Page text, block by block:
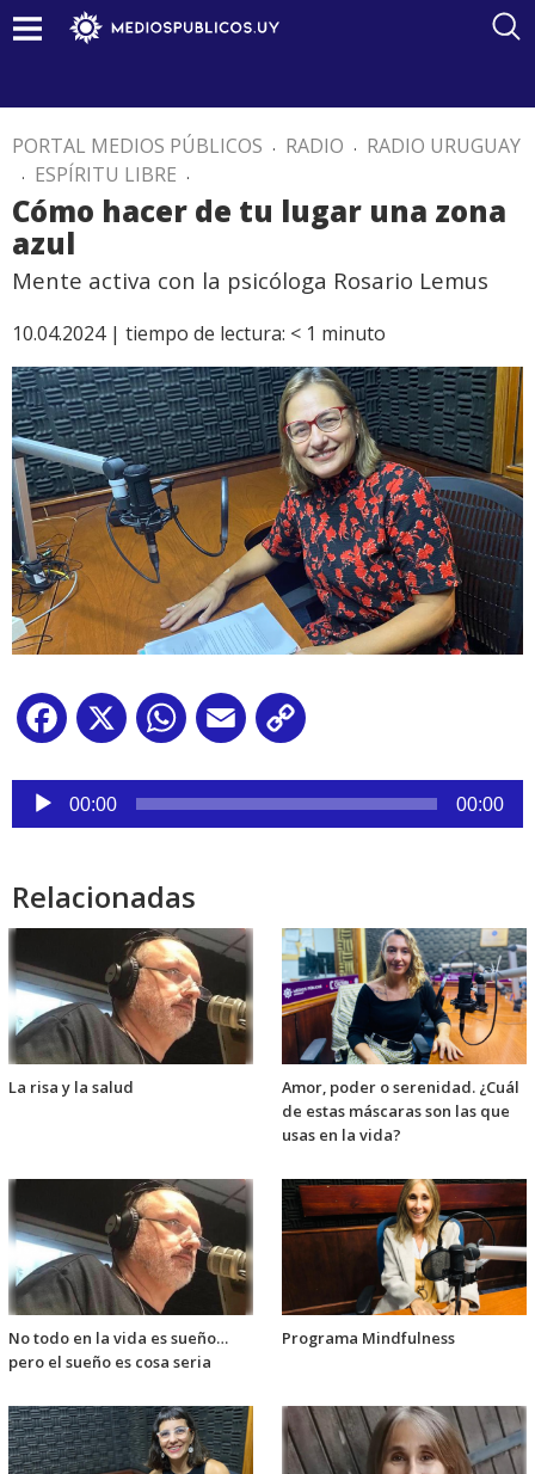
PORTAL MEDIOS PÚBLICOS . RADIO . RADIO URUGUAY
. ESPÍRITU LIBRE .
Cómo hacer de tu lugar una zona
azul
Mente activa con la psicóloga Rosario Lemus
10.04.2024 | tiempo de lectura: < 1 minuto
Facebook
X WhatsApp
Email
Reproductor
audio
00:00 00:00
Relacionadas
La risa y la salud
Amor, poder o serenidad. ¿Cuál
de estas máscaras son las que
usas en la vida?
No todo en la vida es sueño…
pero el sueño es cosa seria
Programa Mindfulness